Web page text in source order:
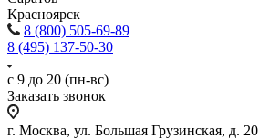
Красноярск
8 (800) 505-69-89
8 (495) 137-50-30
с 9 до 20 (пн-вс)
Заказать звонок
г. Москва, ул. Большая Грузинская, д. 20